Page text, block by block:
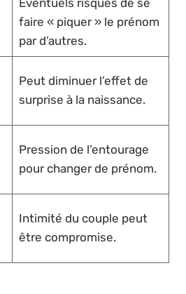
faire « piquer » le prénom
par d’autres.
Peut diminuer l’effet de
surprise à la naissance.
Pression de l’entourage
pour changer de prénom.
Intimité du couple peut
être compromise.